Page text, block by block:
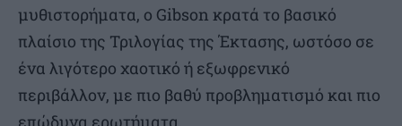
μυθιστορήματα, ο Gibson κρατά το βασικό
πλαίσιο της Τριλογίας της Έκτασης, ωστόσο σε
ένα λιγότερο χαοτικό ή εξωφρενικό
περιβάλλον, με πιο βαθύ προβληματισμό και πιο